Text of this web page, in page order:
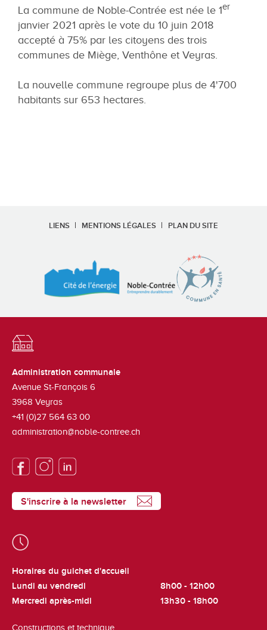
La commune de Noble-Contrée est née le 1er
janvier 2021 après le vote du 10 juin 2018
accepté à 75% par les citoyens des trois
communes de Miège, Venthône et Veyras.
La nouvelle commune regroupe plus de 4'700
habitants sur 653 hectares.
LIENS MENTIONS LÉGALES PLAN DU SITE
Administration communale
Avenue St-François 6
3968 Veyras
+41 (0)27 564 63 00
administration@noble-contree.ch
S'inscrire à la newsletter
Horaires du guichet d'accueil
Lundi au vendredi
8h00 - 12h00
Mercredi après-midi
13h30 - 18h00
Constructions et technique